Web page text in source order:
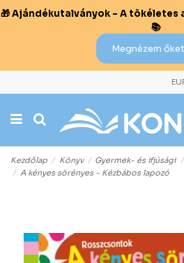
🎁 Ajándékutalványok – A tökéletes
📚
Megnézem őket
Kezdőlap Könyv Gyermek- és ifjúsági
A kényes sörényes - Kézbábos lapozó